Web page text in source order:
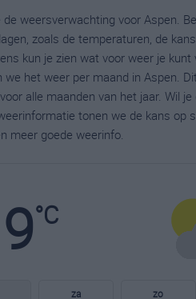
de weersverwachting voor Aspen.
zoals de temperaturen, de
kun je zien wat voor weer je
we het weer per maand in Aspen.
alle maanden van het jaar. Wil
tonen we de kans op
meer goede weerinfo.
°C
za zo